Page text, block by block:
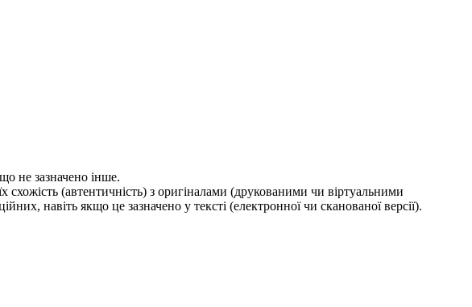
не зазначено інше.
(автентичність) з оригіналами (друкованими чи віртуальними
навіть якщо це зазначено у тексті (електронної чи сканованої версії).